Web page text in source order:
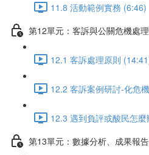
11.8 活動範例實務 (6:46)
第12單元：客訴與公關危機處
12.1 客訴處理原則
12.2 客訴案例研討-化危
12.3 遇到負評或酸民怎
第13單元：數據分析、成果報